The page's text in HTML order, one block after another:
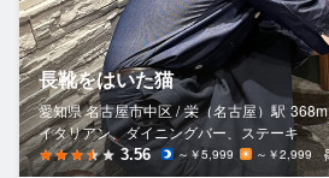
長靴をはいた猫
愛知県 名古屋市中区 / 栄（名古屋） 駅 368m
イタリアン、ダイニングバー、ステーキ
3.56 ～￥5,999 ～￥2,999